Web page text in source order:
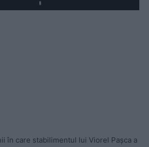
Play
în care stabilimentul lui Viorel Pașca a